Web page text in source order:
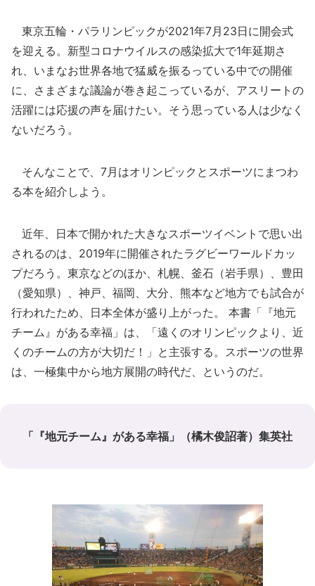
東京五輪・パラリンピックが2021年7月23日に開会式
を迎える。新型コロナウイルスの感染拡大で1年延期さ
れ、いまなお世界各地で猛威を振るっている中での開催
に、さまざまな議論が巻き起こっているが、アスリートの
活躍には応援の声を届けたい。そう思っている人は少なく
ないだろう。
そんなことで、7月はオリンピックとスポーツにまつわ
る本を紹介しよう。
近年、日本で開かれた大きなスポーツイベントで思い出
されるのは、2019年に開催されたラグビーワールドカッ
プだろう。東京などのほか、札幌、釜石（岩手県）、豊田
（愛知県）、神戸、福岡、大分、熊本など地方でも試合が
行われたため、日本全体が盛り上がった。 本書「『地元
チーム』がある幸福」は、「遠くのオリンピックより、近
くのチームの方が大切だ！」と主張する。スポーツの世界
は、一極集中から地方展開の時代だ、というのだ。
「『地元チーム』がある幸福」（橘木俊詔著）集英社